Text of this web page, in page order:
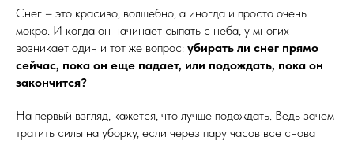
Снег – это красиво, волшебно, а иногда и просто очень
мокро. И когда он начинает сыпать с неба, у многих
возникает один и тот же вопрос: убирать ли снег прямо
сейчас, пока он еще падает, или подождать, пока он
закончится?
На первый взгляд, кажется, что лучше подождать. Ведь зачем
тратить силы на уборку, если через пару часов все снова